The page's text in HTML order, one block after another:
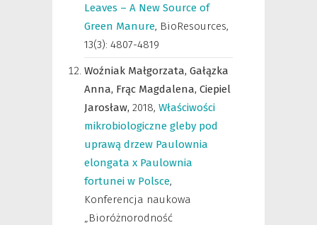
Leaves – A New Source of
Green Manure, BioResources,
13(3): 4807-4819
Woźniak Małgorzata, Gałązka
Anna, Frąc Magdalena, Ciepiel
Jarosław, 2018, Właściwości
mikrobiologiczne gleby pod
uprawą drzew Paulownia
elongata x Paulownia
fortunei w Polsce,
Konferencja naukowa
„Bioróżnorodność